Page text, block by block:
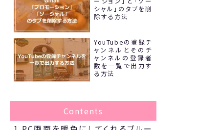
シャル」のタブを削
除する方法
YouTubeの登録チ
ャンネルとそのチ
ャンネルの登録者
数を一覧で出力す
る方法
Contents